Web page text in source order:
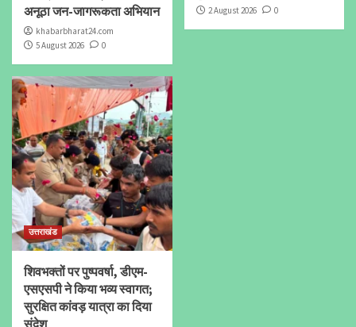
अनूठा जन-जागरूकता अभियान
khabarbharat24.com
5 August 2026
0
2 August 2026
0
उत्तराखंड
शिवभक्तों पर पुष्पवर्षा, डीएम-
एसएसपी ने किया भव्य स्वागत;
सुरक्षित कांवड़ यात्रा का दिया
संदेश